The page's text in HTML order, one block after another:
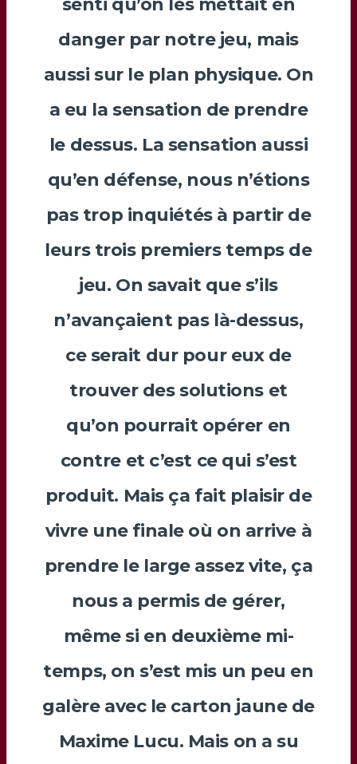
danger par notre jeu, mais
aussi sur le plan physique. On
a eu la sensation de prendre
le dessus. La sensation aussi
qu’en défense, nous n’étions
pas trop inquiétés à partir de
leurs trois premiers temps de
jeu. On savait que s’ils
n’avançaient pas là-dessus,
ce serait dur pour eux de
trouver des solutions et
qu’on pourrait opérer en
contre et c’est ce qui s’est
produit. Mais ça fait plaisir de
vivre une finale où on arrive à
prendre le large assez vite, ça
nous a permis de gérer,
même si en deuxième mi-
temps, on s’est mis un peu en
galère avec le carton jaune de
Maxime Lucu. Mais on a su